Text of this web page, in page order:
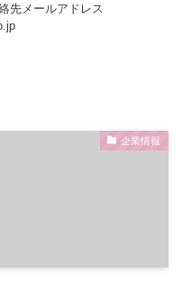
先メールアドレス
企業情報